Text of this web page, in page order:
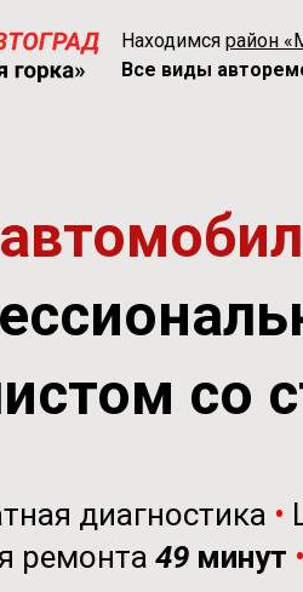
Находимся район
Все виды
со
диагностика •
ремонта 49 минут •